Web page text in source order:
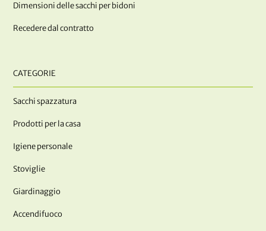
Dimensioni delle sacchi per bidoni
Recedere dal contratto
CATEGORIE
Sacchi spazzatura
Prodotti per la casa
Igiene personale
Stoviglie
Giardinaggio
Accendifuoco